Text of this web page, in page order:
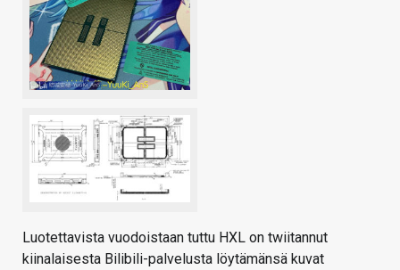
Luotettavista vuodoistaan tuttu HXL on twiitannut
kiinalaisesta Bilibili-palvelusta löytämänsä kuvat